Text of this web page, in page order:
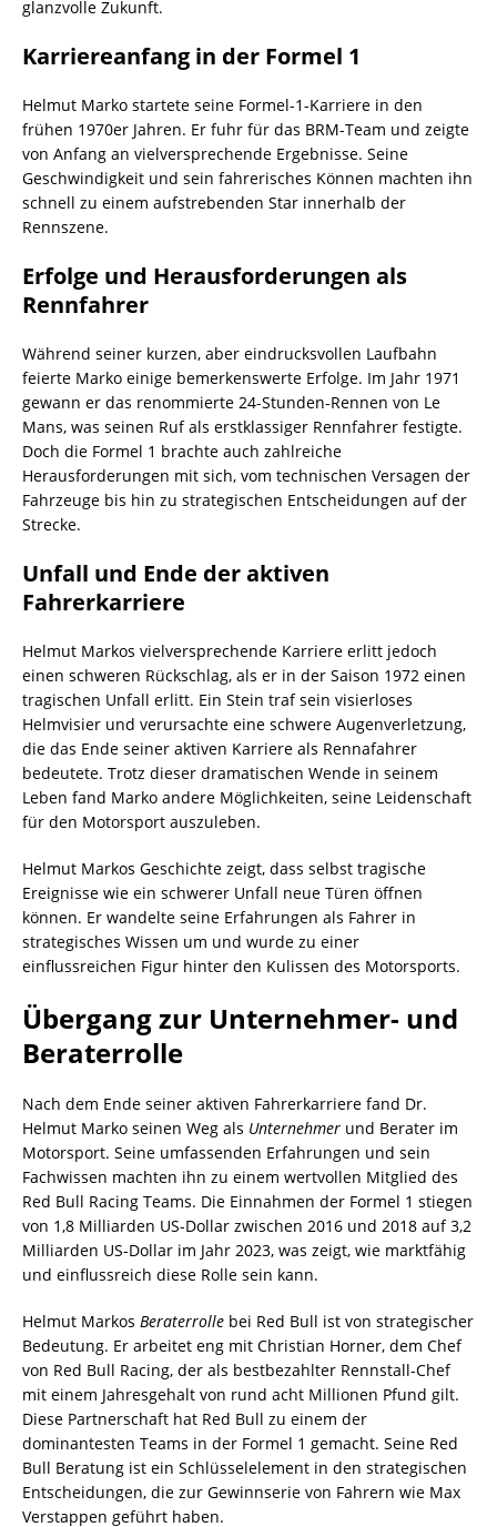
glanzvolle Zukunft.
Karriereanfang in der Formel 1
Helmut Marko startete seine Formel-1-Karriere in den
frühen 1970er Jahren. Er fuhr für das BRM-Team und zeigte
von Anfang an vielversprechende Ergebnisse. Seine
Geschwindigkeit und sein fahrerisches Können machten ihn
schnell zu einem aufstrebenden Star innerhalb der
Rennszene.
Erfolge und Herausforderungen als
Rennfahrer
Während seiner kurzen, aber eindrucksvollen Laufbahn
feierte Marko einige bemerkenswerte Erfolge. Im Jahr 1971
gewann er das renommierte 24-Stunden-Rennen von Le
Mans, was seinen Ruf als erstklassiger Rennfahrer festigte.
Doch die Formel 1 brachte auch zahlreiche
Herausforderungen mit sich, vom technischen Versagen der
Fahrzeuge bis hin zu strategischen Entscheidungen auf der
Strecke.
Unfall und Ende der aktiven
Fahrerkarriere
Helmut Markos vielversprechende Karriere erlitt jedoch
einen schweren Rückschlag, als er in der Saison 1972 einen
tragischen Unfall erlitt. Ein Stein traf sein visierloses
Helmvisier und verursachte eine schwere Augenverletzung,
die das Ende seiner aktiven Karriere als Rennafahrer
bedeutete. Trotz dieser dramatischen Wende in seinem
Leben fand Marko andere Möglichkeiten, seine Leidenschaft
für den Motorsport auszuleben.
Helmut Markos Geschichte zeigt, dass selbst tragische
Ereignisse wie ein schwerer Unfall neue Türen öffnen
können. Er wandelte seine Erfahrungen als Fahrer in
strategisches Wissen um und wurde zu einer
einflussreichen Figur hinter den Kulissen des Motorsports.
Übergang zur Unternehmer- und
Beraterrolle
Nach dem Ende seiner aktiven Fahrerkarriere fand Dr.
Helmut Marko seinen Weg als Unternehmer und Berater im
Motorsport. Seine umfassenden Erfahrungen und sein
Fachwissen machten ihn zu einem wertvollen Mitglied des
Red Bull Racing Teams. Die Einnahmen der Formel 1 stiegen
von 1,8 Milliarden US-Dollar zwischen 2016 und 2018 auf 3,2
Milliarden US-Dollar im Jahr 2023, was zeigt, wie marktfähig
und einflussreich diese Rolle sein kann.
Helmut Markos Beraterrolle bei Red Bull ist von strategischer
Bedeutung. Er arbeitet eng mit Christian Horner, dem Chef
von Red Bull Racing, der als bestbezahlter Rennstall-Chef
mit einem Jahresgehalt von rund acht Millionen Pfund gilt.
Diese Partnerschaft hat Red Bull zu einem der
dominantesten Teams in der Formel 1 gemacht. Seine Red
Bull Beratung ist ein Schlüsselelement in den strategischen
Entscheidungen, die zur Gewinnserie von Fahrern wie Max
Verstappen geführt haben.